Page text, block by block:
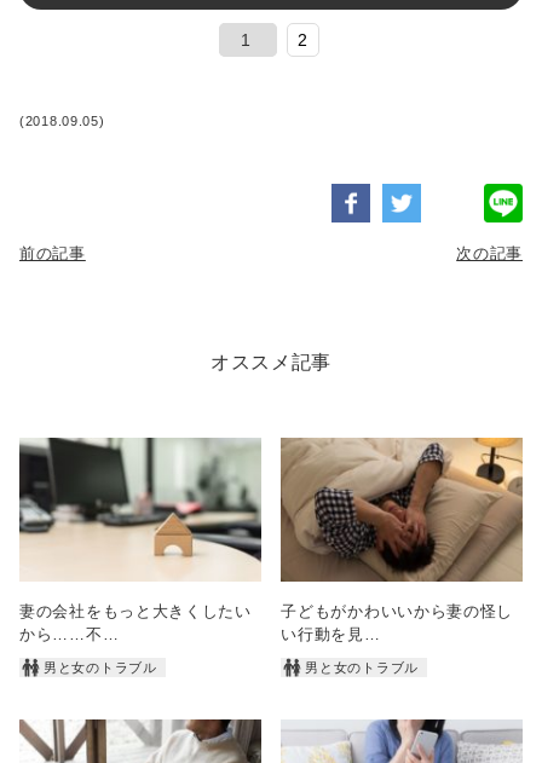
1 2
(2018.09.05)
前の記事 次の記事
オススメ記事
妻の会社をもっと大きくしたい
から……不…
男と女のトラブル
子どもがかわいいから妻の怪し
い行動を見…
男と女のトラブル